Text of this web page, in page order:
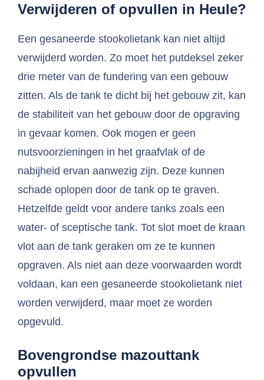
Verwijderen of opvullen in Heule?
Een gesaneerde stookolietank kan niet altijd
verwijderd worden. Zo moet het putdeksel zeker
drie meter van de fundering van een gebouw
zitten. Als de tank te dicht bij het gebouw zit, kan
de stabiliteit van het gebouw door de opgraving
in gevaar komen. Ook mogen er geen
nutsvoorzieningen in het graafvlak of de
nabijheid ervan aanwezig zijn. Deze kunnen
schade oplopen door de tank op te graven.
Hetzelfde geldt voor andere tanks zoals een
water- of sceptische tank. Tot slot moet de kraan
vlot aan de tank geraken om ze te kunnen
opgraven. Als niet aan deze voorwaarden wordt
voldaan, kan een gesaneerde stookolietank niet
worden verwijderd, maar moet ze worden
opgevuld.
Bovengrondse mazouttank
opvullen